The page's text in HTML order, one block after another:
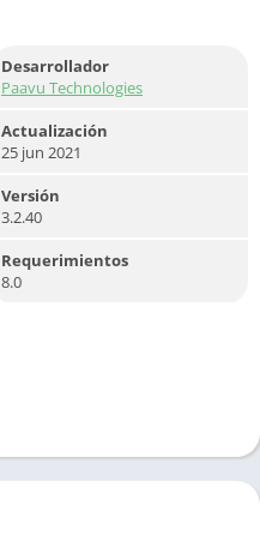
Desarrollador
Paavu Technologies
Actualización
25 jun 2021
Versión
3.2.40
Requerimientos
8.0